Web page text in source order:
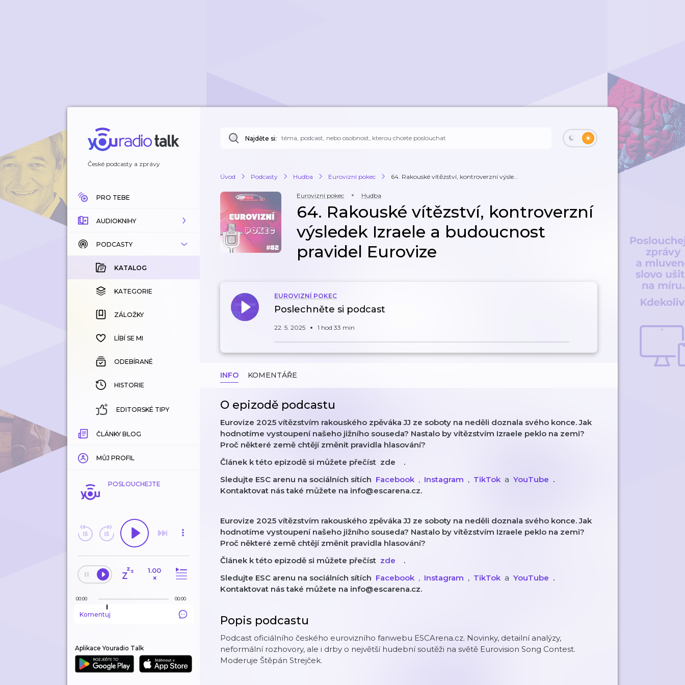
České podcasty a zprávy
PRO TEBE
AUDIOKNIHY
KATALOG
KOUPENÉ
KATEGORIE
ZÁLOŽKY
HISTORIE
PODCASTY
KATALOG
KATEGORIE
ZÁLOŽKY
LÍBÍ SE MI
ODEBÍRANÉ
HISTORIE
EDITORSKÉ TIPY
ČLÁNKY BLOG
MŮJ PROFIL
POSLOUCHEJTE
1.00
×
00:00 00:00
Komentuj
Aplikace Youradio Talk
Najděte si:
Úvod Podcasty Hudba Eurovizní pokec 64. Rakouské vítězství, kontroverzní výsle...
Eurovizní pokec Hudba
64. Rakouské vítězství, kontroverzní
výsledek Izraele a budoucnost
pravidel Eurovize
EUROVIZNÍ POKEC
Poslechněte si podcast
22. 5. 2025 1 hod 33 min
INFO KOMENTÁŘE
O epizodě podcastu
Eurovize 2025 vítězstvím rakouského zpěváka JJ ze soboty na neděli doznala svého konce. Jak
hodnotíme vystoupení našeho jižního souseda? Nastalo by vítězstvím Izraele peklo na zemi?
Proč některé země chtějí změnit pravidla hlasování?
Článek k této epizodě si můžete přečíst zde
.
Sledujte ESC arenu na sociálních sítích Facebook ⁠⁠⁠⁠⁠⁠⁠⁠⁠⁠⁠⁠⁠⁠⁠⁠⁠⁠⁠⁠⁠⁠⁠⁠, ⁠⁠⁠ Instagram , TikTok a YouTube .
Kontaktovat nás také můžete na info@escarena.cz.
Eurovize 2025 vítězstvím rakouského zpěváka JJ ze soboty na neděli doznala svého konce. Jak
hodnotíme vystoupení našeho jižního souseda? Nastalo by vítězstvím Izraele peklo na zemi?
Proč některé země chtějí změnit pravidla hlasování?
Článek k této epizodě si můžete přečíst zde
.
Sledujte ESC arenu na sociálních sítích Facebook ⁠⁠⁠⁠⁠⁠⁠⁠⁠⁠⁠⁠⁠⁠⁠⁠⁠⁠⁠⁠⁠⁠⁠⁠, ⁠⁠⁠ Instagram , TikTok a YouTube .
Kontaktovat nás také můžete na info@escarena.cz.
Popis podcastu
Podcast oficiálního českého eurovizního fanwebu ESCArena.cz. Novinky, detailní analýzy,
neformální rozhovory, ale i drby o největší hudební soutěži na světě Eurovision Song Contest.
Moderuje Štěpán Strejček.